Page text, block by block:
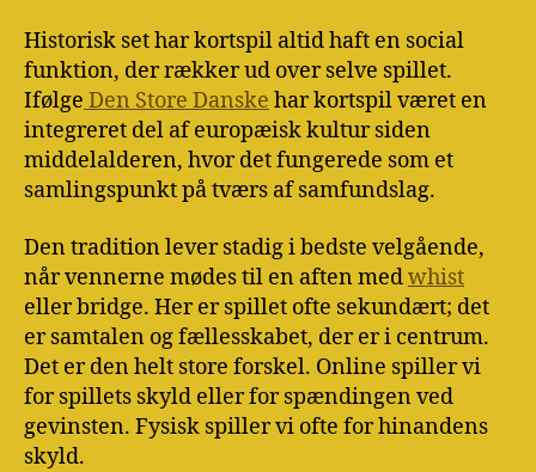
Historisk set har kortspil altid haft en social
funktion, der rækker ud over selve spillet.
Ifølge Den Store Danske har kortspil været en
integreret del af europæisk kultur siden
middelalderen, hvor det fungerede som et
samlingspunkt på tværs af samfundslag.
Den tradition lever stadig i bedste velgående,
når vennerne mødes til en aften medwhist
eller bridge. Her er spillet ofte sekundært; det
er samtalen og fællesskabet, der er i centrum.
Det er den helt store forskel. Online spiller vi
for spillets skyld eller for spændingen ved
gevinsten. Fysisk spiller vi ofte for hinandens
skyld.